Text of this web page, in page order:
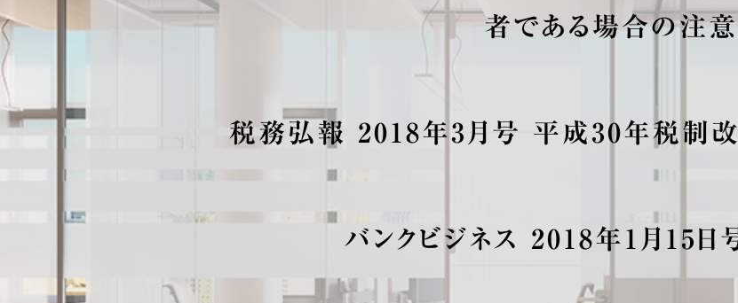
者である場合の注
税務弘報 2018年3月号 平成30年税制
バンクビジネス 2018年1月15